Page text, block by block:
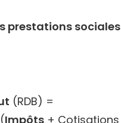
prestations sociales
(RDB) =
Impôts + Cotisations